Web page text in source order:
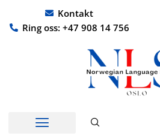
rett
Kontakt
Ring oss: +47 908 14 756